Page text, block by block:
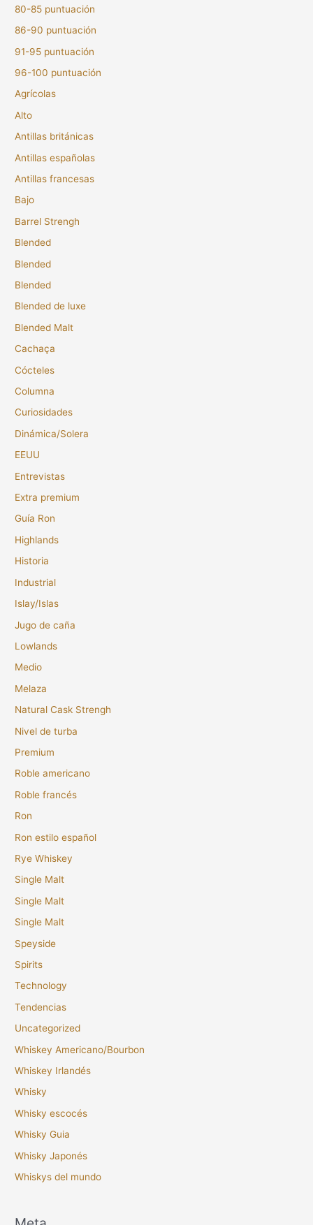
80-85 puntuación
86-90 puntuación
91-95 puntuación
96-100 puntuación
Agrícolas
Alto
Antillas británicas
Antillas españolas
Antillas francesas
Bajo
Barrel Strengh
Blended
Blended
Blended
Blended de luxe
Blended Malt
Cachaça
Cócteles
Columna
Curiosidades
Dinámica/Solera
EEUU
Entrevistas
Extra premium
Guía Ron
Highlands
Historia
Industrial
Islay/Islas
Jugo de caña
Lowlands
Medio
Melaza
Natural Cask Strengh
Nivel de turba
Premium
Roble americano
Roble francés
Ron
Ron estilo español
Rye Whiskey
Single Malt
Single Malt
Single Malt
Speyside
Spirits
Technology
Tendencias
Uncategorized
Whiskey Americano/Bourbon
Whiskey Irlandés
Whisky
Whisky escocés
Whisky Guia
Whisky Japonés
Whiskys del mundo